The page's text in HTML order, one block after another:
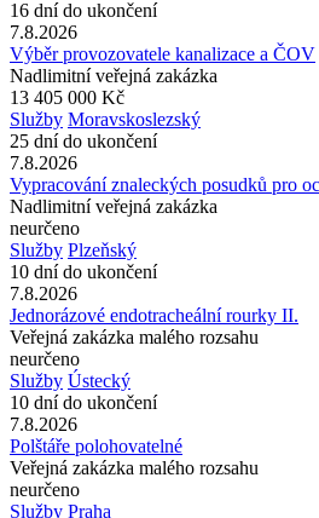
16 dní do ukončení
7.8.2026
Výběr provozovatele kanalizace a ČOV
Nadlimitní veřejná zakázka
13 405 000 Kč
Služby Moravskoslezský
25 dní do ukončení
7.8.2026
Vypracování znaleckých posudků pro
Nadlimitní veřejná zakázka
neurčeno
Služby Plzeňský
10 dní do ukončení
7.8.2026
Jednorázové endotracheální rourky II.
Veřejná zakázka malého rozsahu
neurčeno
Služby Ústecký
10 dní do ukončení
7.8.2026
Polštáře polohovatelné
Veřejná zakázka malého rozsahu
neurčeno
Služby Praha